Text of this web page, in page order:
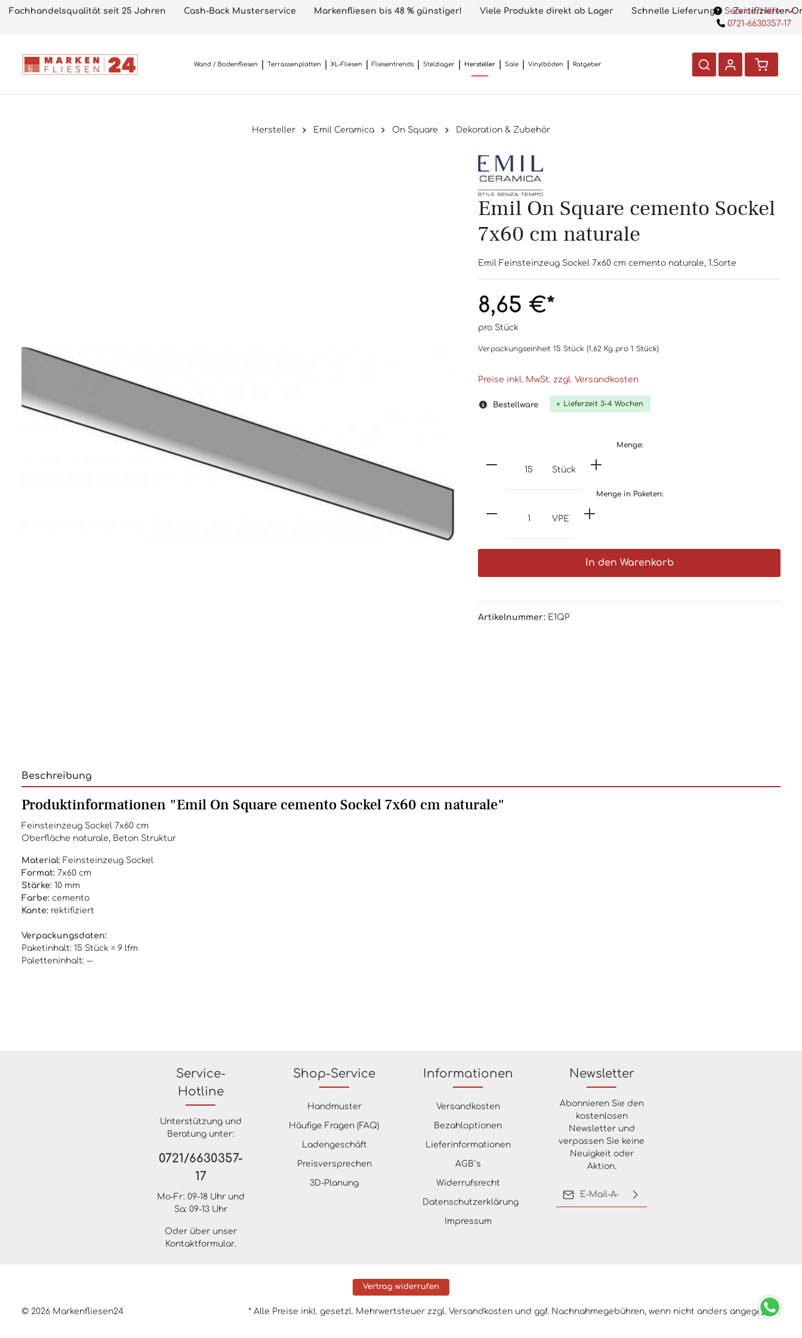
Fachhandelsqualität seit 25 Jahren Cash-Back Musterservice Markenfliesen bis 48 % günstiger! Viele Produkte direkt ab Lager Schnelle Lieferung Zertifizierter
Service/Hilfe
0721-6630357-17
Wand / Bodenfliesen Terrassenplatten XL-Fliesen Fliesentrends Stelzlager Hersteller Sale Vinylböden Ratgeber
Hersteller Emil Ceramica On Square Dekoration & Zubehör
Emil On Square cemento Sockel
7x60 cm naturale
Emil Feinsteinzeug Sockel 7x60 cm cemento naturale, 1.Sorte
8,65 €*
pro Stück
Verpackungseinheit 15 Stück(1.62 Kg pro 1 Stück)
Preise inkl. MwSt. zzgl. Versandkosten
Bestellware Lieferzeit 3-4 Wochen
Menge:
Stück
Menge in Paketen:
VPE
In den Warenkorb
Artikelnummer: E1QP
Beschreibung
Produktinformationen "Emil On Square cemento Sockel 7x60 cm naturale"
Feinsteinzeug Sockel 7x60 cm
Oberfläche naturale, Beton Struktur
Material: Feinsteinzeug Sockel
Format: 7x60 cm
Stärke: 10 mm
Farbe: cemento
Kante: rektifiziert
Verpackungsdaten:
Paketinhalt: 15 Stück = 9 lfm
Paletteninhalt: --
Newsletter
Abonnieren Sie den
kostenlosen
Newsletter und
verpassen Sie keine
Neuigkeit oder
Aktion.
Service-
Hotline
Unterstützung und
Beratung unter:
0721/6630357-
17
Mo-Fr: 09-18 Uhr und
Sa: 09-13 Uhr
Oder über unser
Kontaktformular.
Shop-Service
Handmuster
Häufige Fragen (FAQ)
Ladengeschäft
Preisversprechen
3D-Planung
Informationen
Versandkosten
Bezahloptionen
Lieferinformationen
AGB`s
Widerrufsrecht
Datenschutzerklärung
Impressum
Vertrag widerrufen
© 2026 Markenfliesen24 * Alle Preise inkl. gesetzl. Mehrwertsteuer zzgl. Versandkosten und ggf. Nachnahmegebühren, wenn nicht anders angegeben.